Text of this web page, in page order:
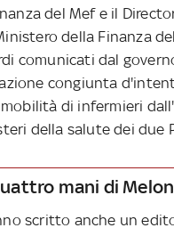
del Mef e il
della Finanza
comunicati dal
congiunta
di infermieri
della salute dei due
mani di
scritto anche un